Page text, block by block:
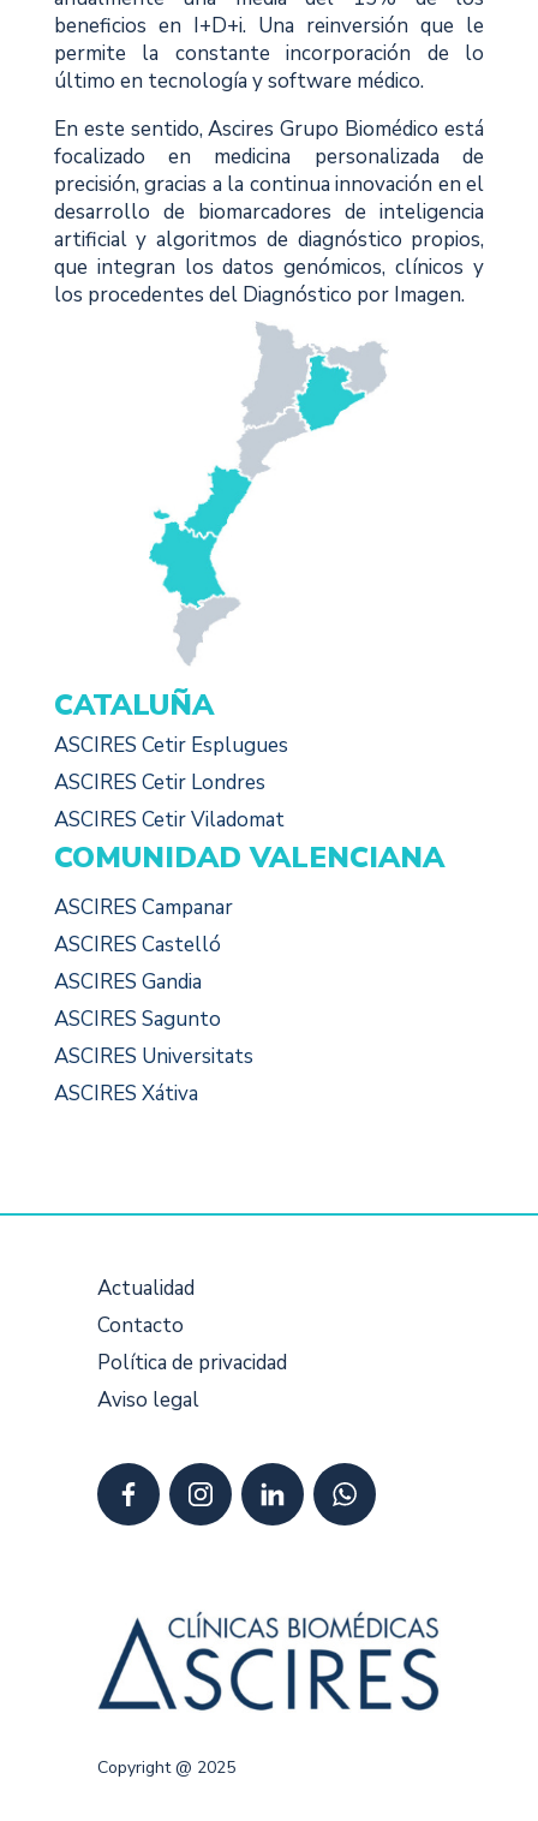
beneficios en I+D+i. Una reinversión que le
permite la constante incorporación de lo
último en tecnología y software médico.
En este sentido, Ascires Grupo Biomédico está
focalizado en medicina personalizada de
precisión, gracias a la continua innovación en el
desarrollo de biomarcadores de inteligencia
artificial y algoritmos de diagnóstico propios,
que integran los datos genómicos, clínicos y
los procedentes del Diagnóstico por Imagen.
CATALUÑA
ASCIRES Cetir Esplugues
ASCIRES Cetir Londres
ASCIRES Cetir Viladomat
COMUNIDAD VALENCIANA
ASCIRES Campanar
ASCIRES Castelló
ASCIRES Gandia
ASCIRES Sagunto
ASCIRES Universitats
ASCIRES Xátiva
Actualidad
Contacto
Política de privacidad
Aviso legal
Copyright @ 2025